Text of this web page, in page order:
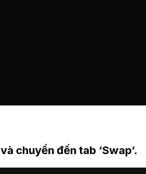
và chuyển đến tab ‘Swap‘.